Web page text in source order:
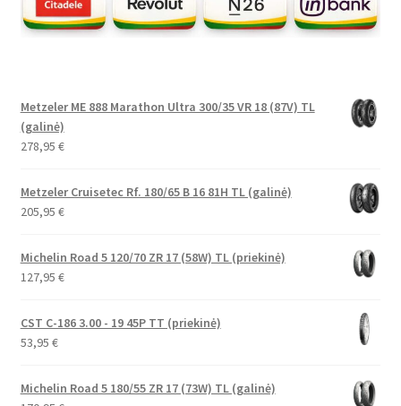
Metzeler ME 888 Marathon Ultra 300/35 VR 18 (87V) TL
(galinė)
278,95 €
Metzeler Cruisetec Rf. 180/65 B 16 81H TL (galinė)
205,95 €
Michelin Road 5 120/70 ZR 17 (58W) TL (priekinė)
127,95 €
CST C-186 3.00 - 19 45P TT (priekinė)
53,95 €
Michelin Road 5 180/55 ZR 17 (73W) TL (galinė)